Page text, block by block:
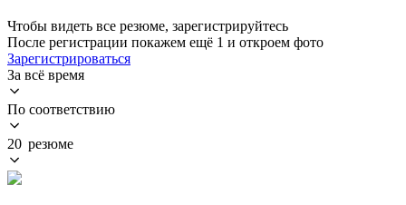
Чтобы видеть все резюме, зарегистрируйтесь
После регистрации покажем ещё 1 и откроем фото
Зарегистрироваться
За всё время
По соответствию
20 резюме